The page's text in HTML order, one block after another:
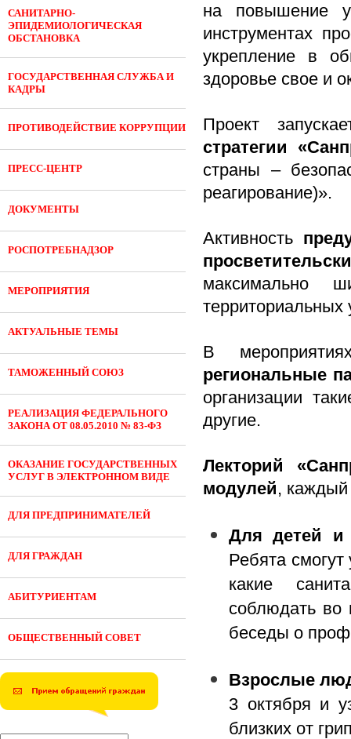
САНИТАРНО-
ЭПИДЕМИОЛОГИЧЕСКАЯ
ОБСТАНОВКА
ГОСУДАРСТВЕННАЯ СЛУЖБА И
КАДРЫ
ПРОТИВОДЕЙСТВИЕ КОРРУПЦИИ
ПРЕСС-ЦЕНТР
ДОКУМЕНТЫ
РОСПОТРЕБНАДЗОР
МЕРОПРИЯТИЯ
АКТУАЛЬНЫЕ ТЕМЫ
ТАМОЖЕННЫЙ СОЮЗ
РЕАЛИЗАЦИЯ ФЕДЕРАЛЬНОГО
ЗАКОНА ОТ 08.05.2010 № 83-ФЗ
ОКАЗАНИЕ ГОСУДАРСТВЕННЫХ
УСЛУГ В ЭЛЕКТРОННОМ ВИДЕ
ДЛЯ ПРЕДПРИНИМАТЕЛЕЙ
ДЛЯ ГРАЖДАН
АБИТУРИЕНТАМ
ОБЩЕСТВЕННЫЙ СОВЕТ
на повышение
инструментах
укрепление в
здоровье свое и
Проект
стратегии
страны –
реагирование)».
Активность
максимально
территориальных
В
региональные
организации
другие.
Лекторий
модулей, каждый
Для детей и
Ребята смогут
какие
соблюдать во
беседы о
Взрослые
3 октября и
близких от